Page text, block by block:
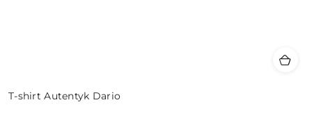
T-shirt Autentyk Dario